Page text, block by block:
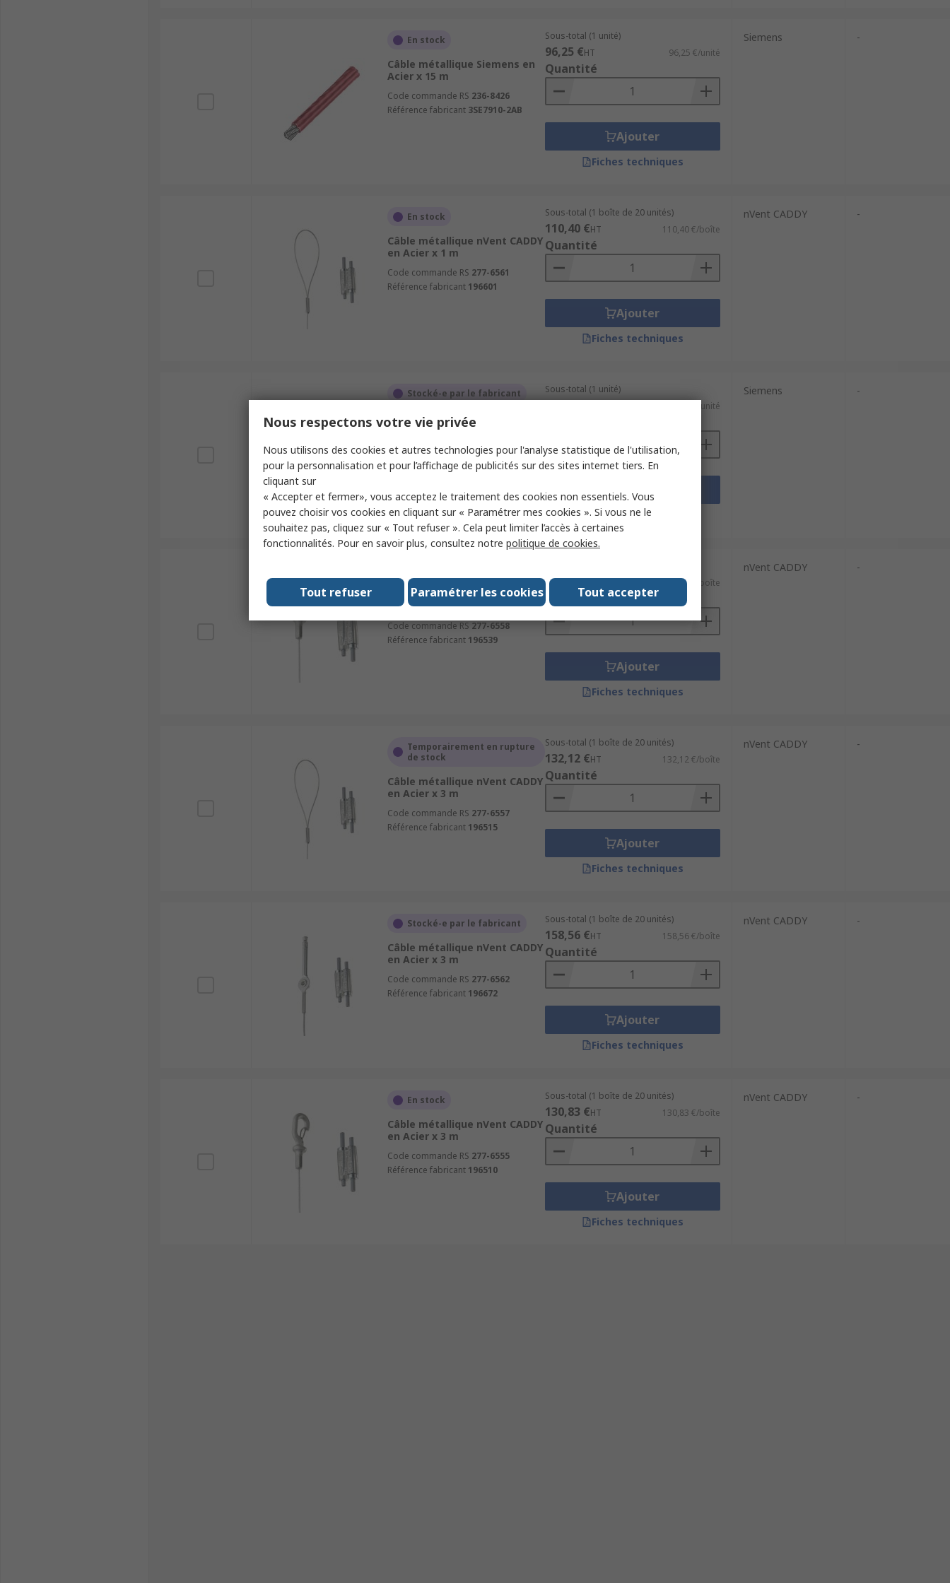
En stock
Câble métallique Siemens en
Acier x 15 m
Code commande RS 236-8426
Référence fabricant 3SE7910-2AB
Sous-total (1 unité)
96,25 €HT 96,25 €/unité
Quantité
Ajouter
Fiches techniques
Siemens -
En stock
Câble métallique nVent CADDY
en Acier x 1 m
Code commande RS 277-6561
Référence fabricant 196601
Sous-total (1 boîte de 20 unités)
110,40 €HT 110,40 €/boîte
Quantité
Ajouter
Fiches techniques
nVent CADDY -
Stocké-e par le fabricant
Câble métallique Siemens en
Acier x 50 m
Code commande RS156-020
Référence fabricant3SE7910-2AH
Sous-total (1 unité)
321,18 € 321,18 €/unité
Ajouter
Fiches techniques
Siemens -
Câble métallique nVent CADDY
en Acier x 3 m
Code commande RS 277-6558
Référence fabricant 196539
81,85 € 81,85 €/boîte
Quantité
Ajouter
Fiches techniques
nVent CADDY -
Temporairement en rupture
de stock
Câble métallique nVent CADDY
en Acier x 3 m
Code commande RS 277-6557
Référence fabricant 196515
Sous-total (1 boîte de 20 unités)
132,12 €HT 132,12 €/boîte
Quantité
Ajouter
Fiches techniques
nVent CADDY -
Stocké-e par le fabricant
Câble métallique nVent CADDY
en Acier x 3 m
Code commande RS 277-6562
Référence fabricant 196672
Sous-total (1 boîte de 20 unités)
158,56 €HT 158,56 €/boîte
Quantité
Ajouter
Fiches techniques
nVent CADDY -
En stock
Câble métallique nVent CADDY
en Acier x 3 m
Code commande RS 277-6555
Référence fabricant 196510
Sous-total (1 boîte de 20 unités)
130,83 €HT 130,83 €/boîte
Quantité
Ajouter
Fiches techniques
nVent CADDY -
Nous respectons votre vie privée
Nous utilisons des cookies et autres technologies pour l'analyse statistique de l'utilisation,
pour la personnalisation et pour l’affichage de publicités sur des sites internet tiers. En
cliquant sur
« Accepter et fermer», vous acceptez le traitement des cookies non essentiels. Vous
pouvez choisir vos cookies en cliquant sur « Paramétrer mes cookies ». Si vous ne le
souhaitez pas, cliquez sur « Tout refuser ». Cela peut limiter l’accès à certaines
fonctionnalités. Pour en savoir plus, consultez notre politique de cookies.
Tout accepter
Paramétrer les cookies
Tout refuser